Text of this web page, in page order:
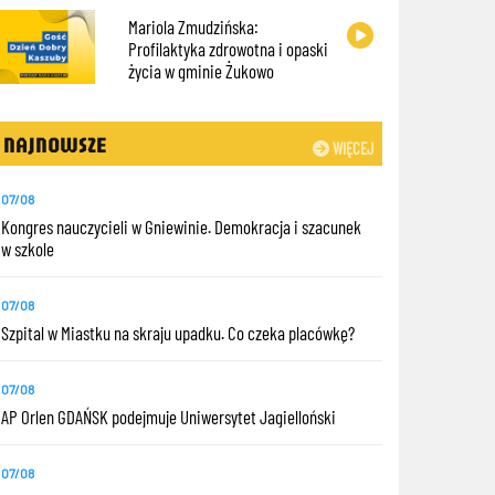
Mariola Zmudzińska:
Profilaktyka zdrowotna i opaski
życia w gminie Żukowo
WIĘCEJ
NAJNOWSZE
07/08
Kongres nauczycieli w Gniewinie. Demokracja i szacunek
w szkole
07/08
Szpital w Miastku na skraju upadku. Co czeka placówkę?
07/08
AP Orlen GDAŃSK podejmuje Uniwersytet Jagielloński
07/08